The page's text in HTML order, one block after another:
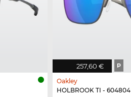
257,60 € P
Oakley
HOLBROOK TI - 604804